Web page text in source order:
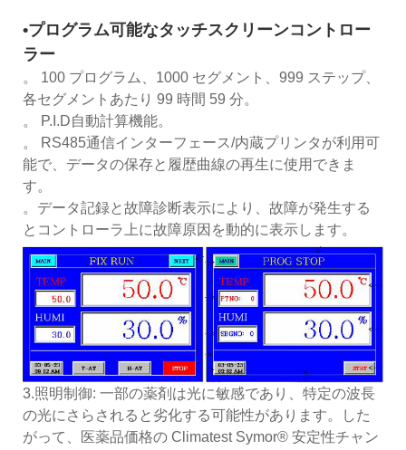
•プログラム可能なタッチスクリーンコントロー
ラー
。 100 プログラム、1000 セグメント、999 ステップ、
各セグメントあたり 99 時間 59 分。
。 P.I.D自動計算機能。
。 RS485通信インターフェース/内蔵プリンタが利用可
能で、データの保存と履歴曲線の再生に使用できま
す。
。データ記録と故障診断表示により、故障が発生する
とコントローラ上に故障原因を動的に表示します。
3.照明制御: 一部の薬剤は光に敏感であり、特定の波長
の光にさらされると劣化する可能性があります。した
がって、医薬品価格の Climatest Symor® 安定性チャン